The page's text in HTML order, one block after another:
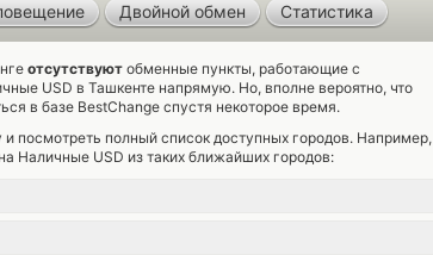
Двойной обмен Статистика
отсутствуют обменные пункты, работающие с
USD в Ташкенте напрямую. Но, вполне вероятно, что
в базе BestChange спустя некоторое время.
и посмотреть полный список доступных городов. Например,
Наличные USD из таких ближайших городов: